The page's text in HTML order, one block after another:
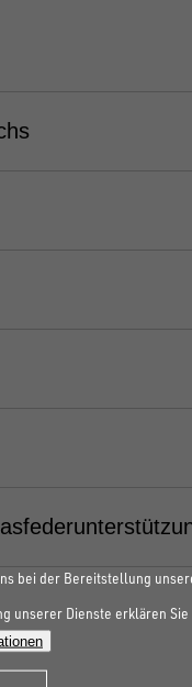
bei der Bereitstellung
unserer Dienste erklären